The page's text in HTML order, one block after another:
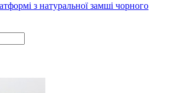
з натуральної замші чорного